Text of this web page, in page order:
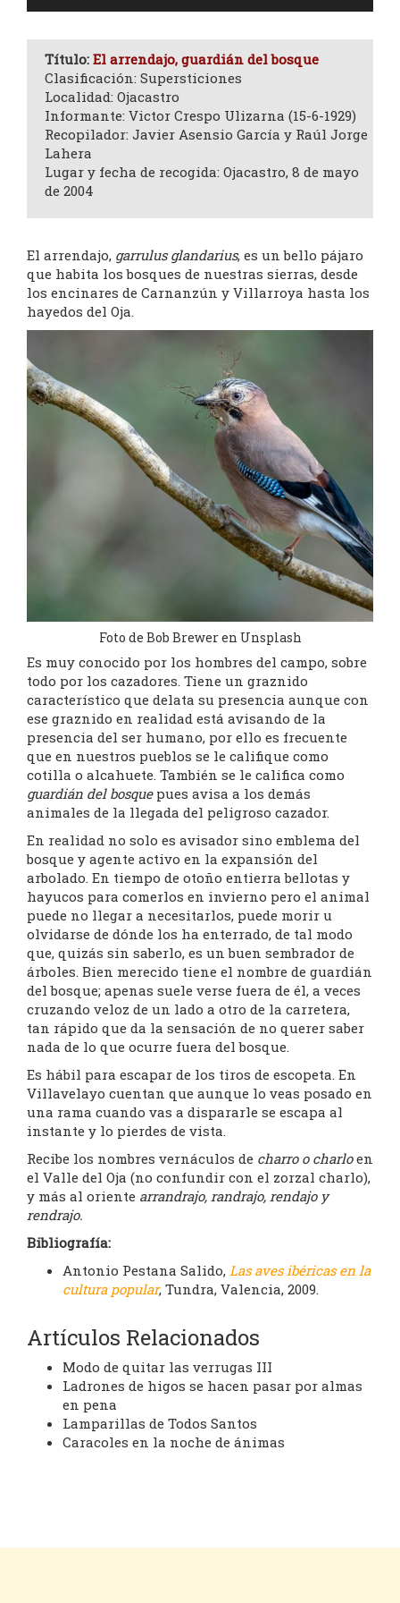
Título: El arrendajo, guardián del bosque
Clasificación: Supersticiones
Localidad: Ojacastro
Informante: Victor Crespo Ulizarna (15-6-1929)
Recopilador: Javier Asensio García y Raúl Jorge
Lahera
Lugar y fecha de recogida: Ojacastro, 8 de mayo
de 2004
El arrendajo, garrulus glandarius, es un bello pájaro
que habita los bosques de nuestras sierras, desde
los encinares de Carnanzún y Villarroya hasta los
hayedos del Oja.
Foto de Bob Brewer en Unsplash
Es muy conocido por los hombres del campo, sobre
todo por los cazadores. Tiene un graznido
característico que delata su presencia aunque con
ese graznido en realidad está avisando de la
presencia del ser humano, por ello es frecuente
que en nuestros pueblos se le califique como
cotilla o alcahuete. También se le califica como
guardián del bosquepues avisa a los demás
animales de la llegada del peligroso cazador.
En realidad no solo es avisador sino emblema del
bosque y agente activo en la expansión del
arbolado. En tiempo de otoño entierra bellotas y
hayucos para comerlos en invierno pero el animal
puede no llegar a necesitarlos, puede morir u
olvidarse de dónde los ha enterrado, de tal modo
que, quizás sin saberlo, es un buen sembrador de
árboles. Bien merecido tiene el nombre de guardián
del bosque; apenas suele verse fuera de él, a veces
cruzando veloz de un lado a otro de la carretera,
tan rápido que da la sensación de no querer saber
nada de lo que ocurre fuera del bosque.
Es hábil para escapar de los tiros de escopeta. En
Villavelayo cuentan que aunque lo veas posado en
una rama cuando vas a dispararle se escapa al
instante y lo pierdes de vista.
Recibe los nombres vernáculos de charro o charloen
el Valle del Oja (no confundir con el zorzal charlo),
y más al oriente arrandrajo, randrajo, rendajo y
rendrajo.
Bibliografía:
Antonio Pestana Salido, Las aves ibéricas en la
cultura popular, Tundra, Valencia, 2009.
Artículos Relacionados
Modo de quitar las verrugas III
Ladrones de higos se hacen pasar por almas
en pena
Lamparillas de Todos Santos
Caracoles en la noche de ánimas